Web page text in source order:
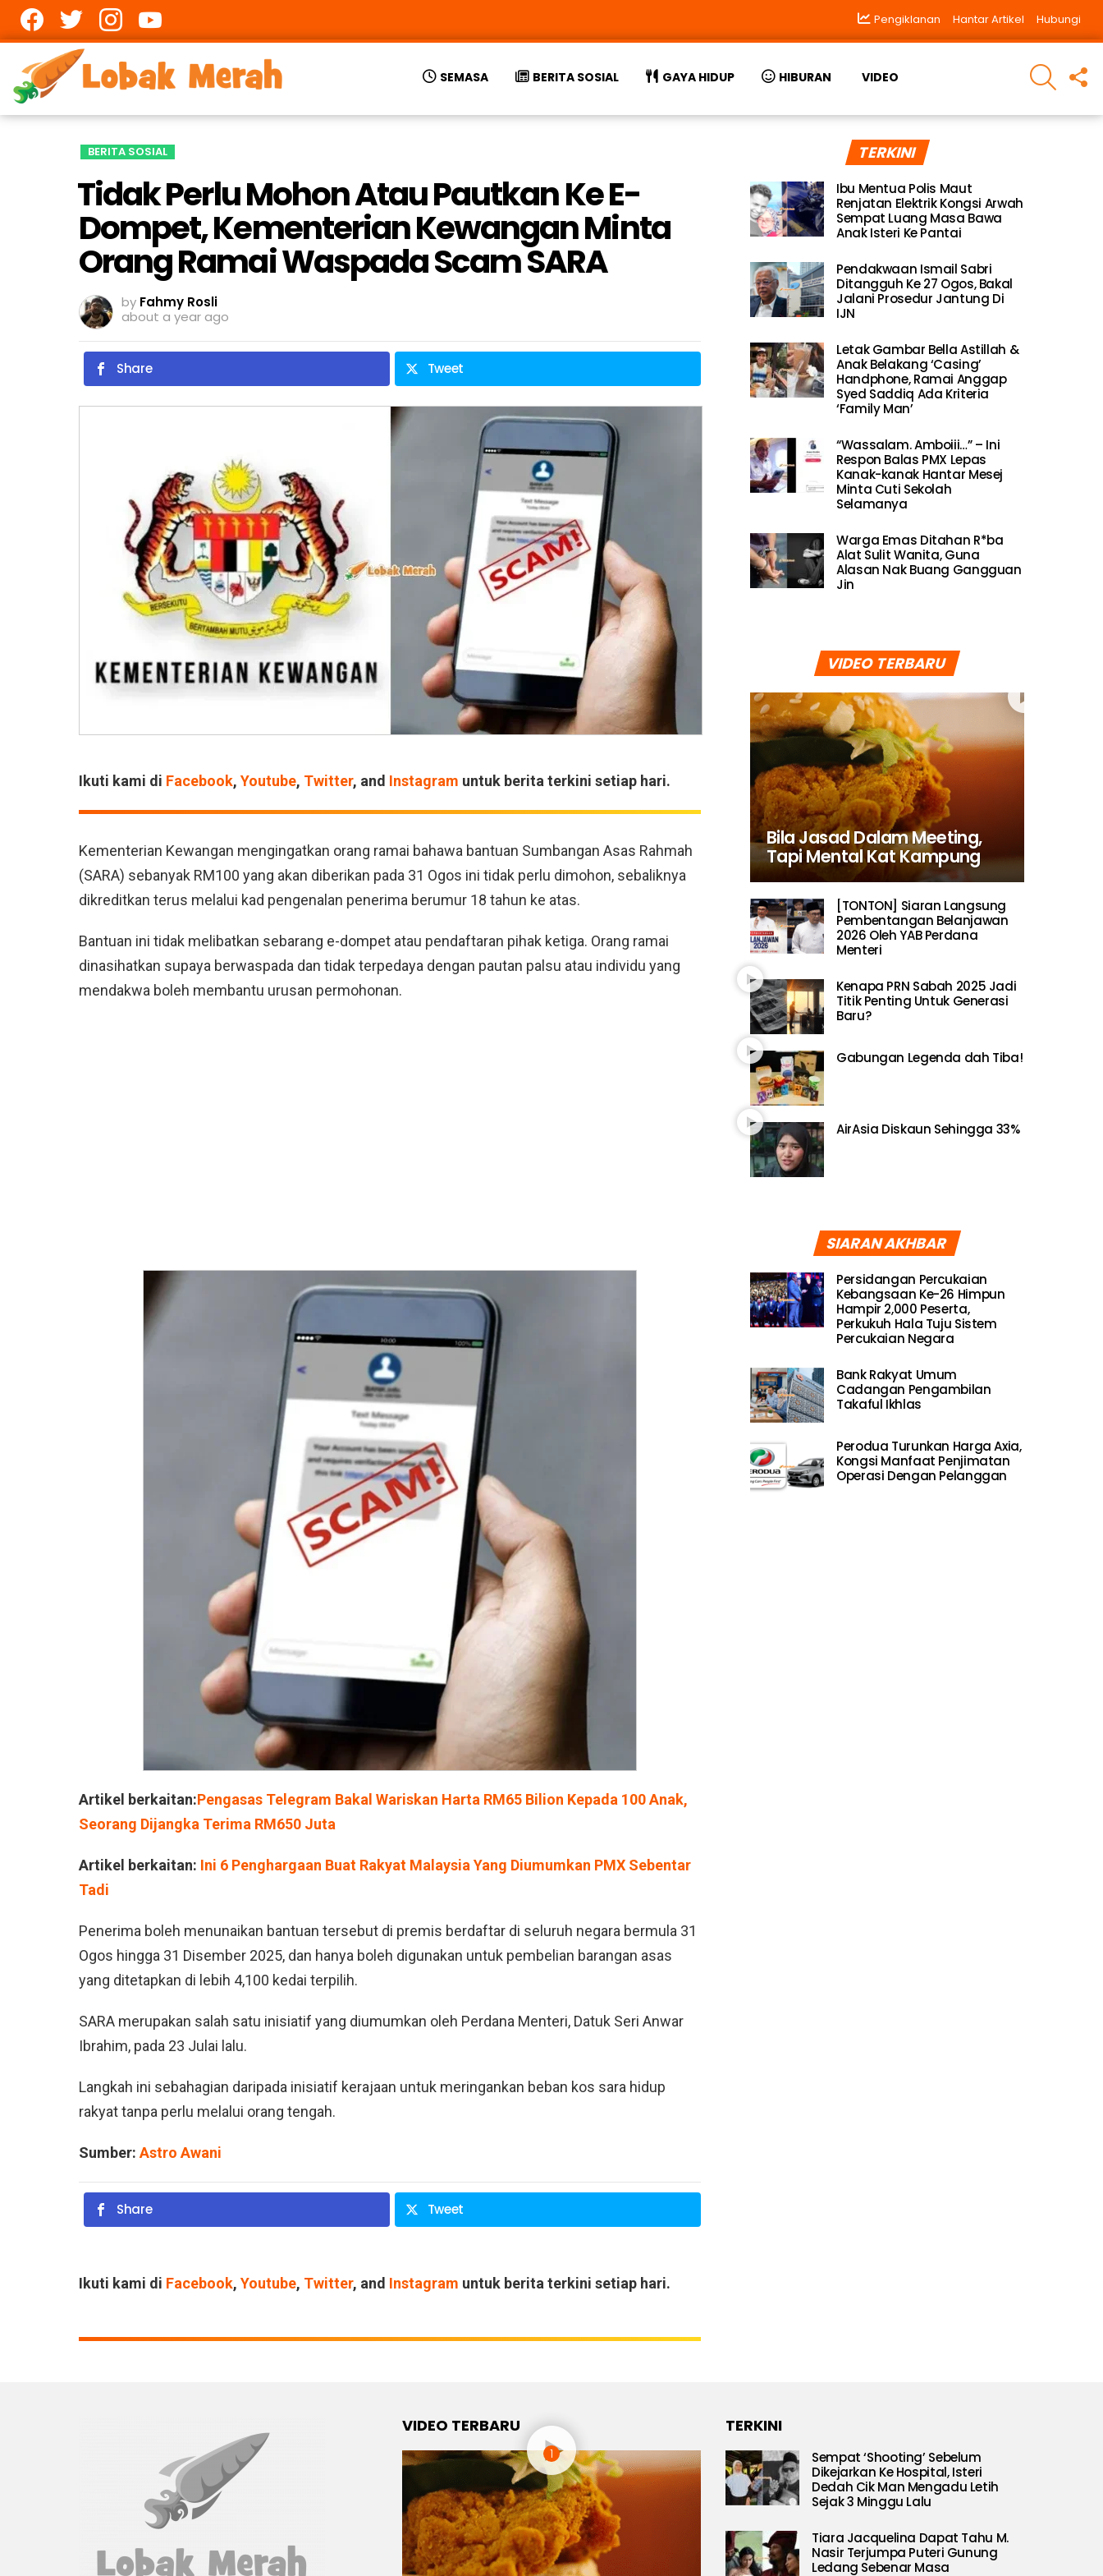
Pengiklanan Hantar Artikel Hubungi
SEMASA BERITA SOSIAL GAYA HIDUP HIBURAN VIDEO
SEARCH
BERITA SOSIAL
⁠Tidak Perlu Mohon Atau Pautkan Ke E-
Dompet, Kementerian Kewangan Minta
Orang Ramai Waspada Scam SARA
by Fahmy Rosli
about a year ago
Share Tweet
Ikuti kami di Facebook, Youtube, Twitter, and Instagram untuk berita terkini setiap hari.
Kementerian Kewangan mengingatkan orang ramai bahawa bantuan Sumbangan Asas Rahmah
(SARA) sebanyak RM100 yang akan diberikan pada 31 Ogos ini tidak perlu dimohon, sebaliknya
dikreditkan terus melalui kad pengenalan penerima berumur 18 tahun ke atas.
Bantuan ini tidak melibatkan sebarang e-dompet atau pendaftaran pihak ketiga. Orang ramai
dinasihatkan supaya berwaspada dan tidak terpedaya dengan pautan palsu atau individu yang
mendakwa boleh membantu urusan permohonan.
Artikel berkaitan:Pengasas Telegram Bakal Wariskan Harta RM65 Bilion Kepada 100 Anak,
Seorang Dijangka Terima RM650 Juta
Artikel berkaitan: Ini 6 Penghargaan Buat Rakyat Malaysia Yang Diumumkan PMX Sebentar
Tadi
Penerima boleh menunaikan bantuan tersebut di premis berdaftar di seluruh negara bermula 31
Ogos hingga 31 Disember 2025, dan hanya boleh digunakan untuk pembelian barangan asas
yang ditetapkan di lebih 4,100 kedai terpilih.
SARA merupakan salah satu inisiatif yang diumumkan oleh Perdana Menteri, Datuk Seri Anwar
Ibrahim, pada 23 Julai lalu.
Langkah ini sebahagian daripada inisiatif kerajaan untuk meringankan beban kos sara hidup
rakyat tanpa perlu melalui orang tengah.
Sumber: Astro Awani
Share Tweet
Ikuti kami di Facebook, Youtube, Twitter, and Instagram untuk berita terkini setiap hari.
TERKINI
Ibu Mentua Polis Maut
Renjatan Elektrik Kongsi Arwah
Sempat Luang Masa Bawa
Anak Isteri Ke Pantai
Pendakwaan Ismail Sabri
Ditangguh Ke 27 Ogos, Bakal
Jalani Prosedur Jantung Di
IJN
Letak Gambar Bella Astillah &
Anak Belakang ‘Casing’
Handphone, Ramai Anggap
Syed Saddiq Ada Kriteria
‘Family Man’
“Wassalam. Amboiii…” – Ini
Respon Balas PMX Lepas
Kanak-kanak Hantar Mesej
Minta Cuti Sekolah
Selamanya
Warga Emas Ditahan R*ba
Alat Sulit Wanita, Guna
Alasan Nak Buang Gangguan
Jin
VIDEO TERBARU
Bila Jasad Dalam Meeting,
Tapi Mental Kat Kampung
[TONTON] Siaran Langsung
Pembentangan Belanjawan
2026 Oleh YAB Perdana
Menteri
Kenapa PRN Sabah 2025 Jadi
Titik Penting Untuk Generasi
Baru?
Gabungan Legenda dah Tiba!
AirAsia Diskaun Sehingga 33%
SIARAN AKHBAR
Persidangan Percukaian
Kebangsaan Ke-26 Himpun
Hampir 2,000 Peserta,
Perkukuh Hala Tuju Sistem
Percukaian Negara
Bank Rakyat Umum
Cadangan Pengambilan
Takaful Ikhlas
Perodua Turunkan Harga Axia,
Kongsi Manfaat Penjimatan
Operasi Dengan Pelanggan
VIDEO TERBARU TERKINI
Sempat ‘Shooting’ Sebelum
Dikejarkan Ke Hospital, Isteri
Dedah Cik Man Mengadu Letih
Sejak 3 Minggu Lalu
Tiara Jacquelina Dapat Tahu M.
Nasir Terjumpa Puteri Gunung
Ledang Sebenar Masa